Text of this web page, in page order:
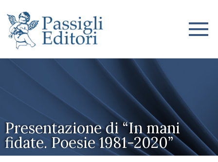
Presentazione di “In mani
fidate. Poesie 1981-2020”